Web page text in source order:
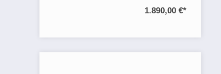
1.890,00 €*